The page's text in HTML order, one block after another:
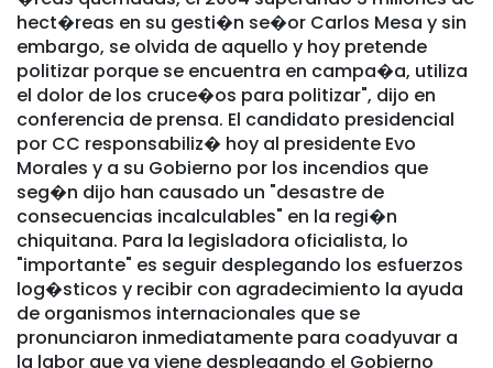
hect�reas en su gesti�n se�or Carlos Mesa y sin
embargo, se olvida de aquello y hoy pretende
politizar porque se encuentra en campa�a, utiliza
el dolor de los cruce�os para politizar", dijo en
conferencia de prensa. El candidato presidencial
por CC responsabiliz� hoy al presidente Evo
Morales y a su Gobierno por los incendios que
seg�n dijo han causado un "desastre de
consecuencias incalculables" en la regi�n
chiquitana. Para la legisladora oficialista, lo
"importante" es seguir desplegando los esfuerzos
log�sticos y recibir con agradecimiento la ayuda
de organismos internacionales que se
pronunciaron inmediatamente para coadyuvar a
la labor que ya viene desplegando el Gobierno